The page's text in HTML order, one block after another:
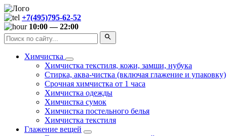
+7(495)795-62-52
10:00 — 22:00
Химчистка
Химчистка текстиля, кожи, замши, нубука
Стирка, аква-чистка (включая глажение и упаковку)
Срочная химчистка от 1 часа
Химчистка одежды
Химчистка сумок
Химчистка постельного белья
Химчистка текстиля
Глажение вещей